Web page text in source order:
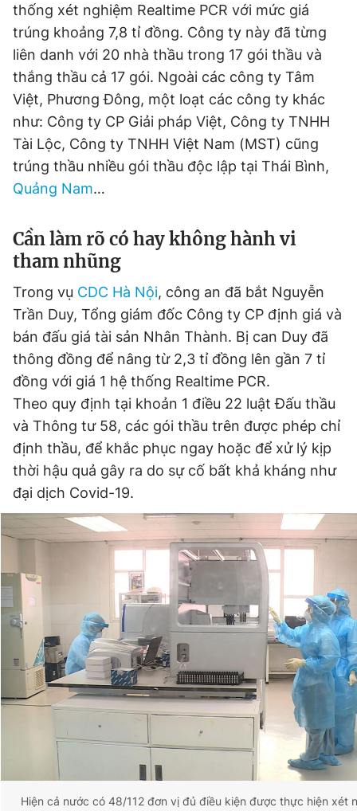
thống xét nghiệm Realtime PCR với mức giá
trúng khoảng 7,8 tỉ đồng. Công ty này đã từng
liên danh với 20 nhà thầu trong 17 gói thầu và
thắng thầu cả 17 gói. Ngoài các công ty Tâm
Việt, Phương Đông, một loạt các công ty khác
như: Công ty CP Giải pháp Việt, Công ty TNHH
Tài Lộc, Công ty TNHH Việt Nam (MST) cũng
trúng thầu nhiều gói thầu độc lập tại Thái Bình,
Quảng Nam…
Cần làm rõ có hay không hành vi
tham nhũng
Trong vụ CDC Hà Nội, công an đã bắt Nguyễn
Trần Duy, Tổng giám đốc Công ty CP định giá và
bán đấu giá tài sản Nhân Thành. Bị can Duy đã
thông đồng để nâng từ 2,3 tỉ đồng lên gần 7 tỉ
đồng với giá 1 hệ thống Realtime PCR.
Theo quy định tại khoản 1 điều 22 luật Đấu thầu
và Thông tư 58, các gói thầu trên được phép chỉ
định thầu, để khắc phục ngay hoặc để xử lý kịp
thời hậu quả gây ra do sự cố bất khả kháng như
đại dịch Covid-19.
Hiện cả nước có 48/112 đơn vị đủ điều kiện được thực hiện xét